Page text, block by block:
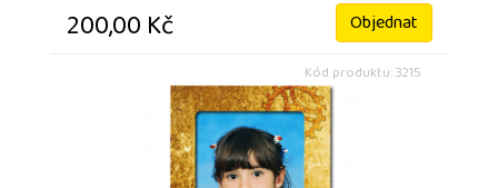
200,00 Kč Objednat
Kód produktu: 3215